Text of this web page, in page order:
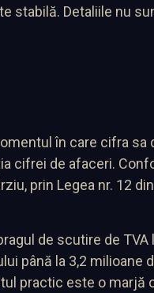
stabilă. Detaliile nu
în care cifra sa
cifrei de afaceri.
prin Legea nr. 12
de scutire de TVA
până la 3,2 milioane
practic este o marjă